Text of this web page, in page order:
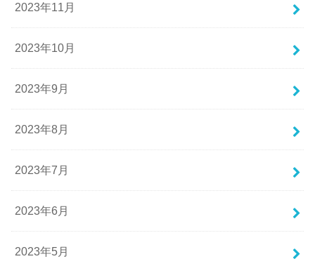
2023年11月
2023年10月
2023年9月
2023年8月
2023年7月
2023年6月
2023年5月